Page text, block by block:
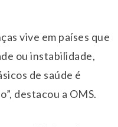
vive em países que
ou instabilidade,
de saúde é
destacou a OMS.